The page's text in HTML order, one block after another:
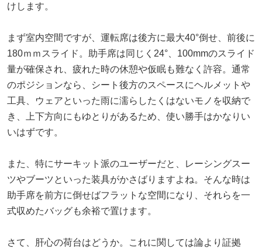
けします。
まず室内空間ですが、運転席は後方に最大40°倒せ、前後に
180ｍｍスライド。助手席は同じく24°、100mmのスライド
量が確保され、疲れた時の休憩や仮眠も難なく許容。通常
のポジションなら、シート後方のスペースにヘルメットや
工具、ウェアといった雨に濡らしたくはないモノを収納で
き、上下方向にもゆとりがあるため、使い勝手はかなりい
いはずです。
また、特にサーキット派のユーザーだと、レーシングスー
ツやブーツといった装具がかさばりますよね。そんな時は
助手席を前方に倒せばフラットな空間になり、それらを一
式収めたバッグも余裕で置けます。
さて、肝心の荷台はどうか。これに関しては論より証拠